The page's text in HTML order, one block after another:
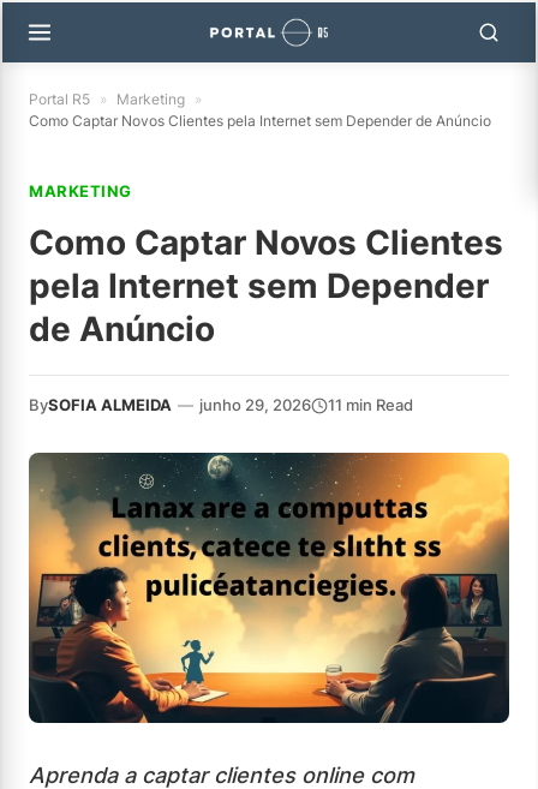
Portal R5 » Marketing »
Como Captar Novos Clientes pela Internet sem Depender de Anúncio
MARKETING
Como Captar Novos Clientes
pela Internet sem Depender
de Anúncio
BySOFIA ALMEIDA — junho 29, 2026 11 min Read
Aprenda a captar clientes online com